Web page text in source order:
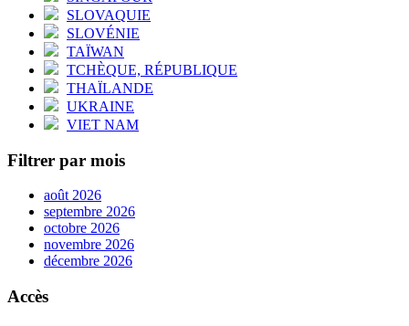
SLOVAQUIE
SLOVÉNIE
TAÏWAN
TCHÈQUE, RÉPUBLIQUE
THAÏLANDE
UKRAINE
VIET NAM
Filtrer par mois
août 2026
septembre 2026
octobre 2026
novembre 2026
décembre 2026
Accès